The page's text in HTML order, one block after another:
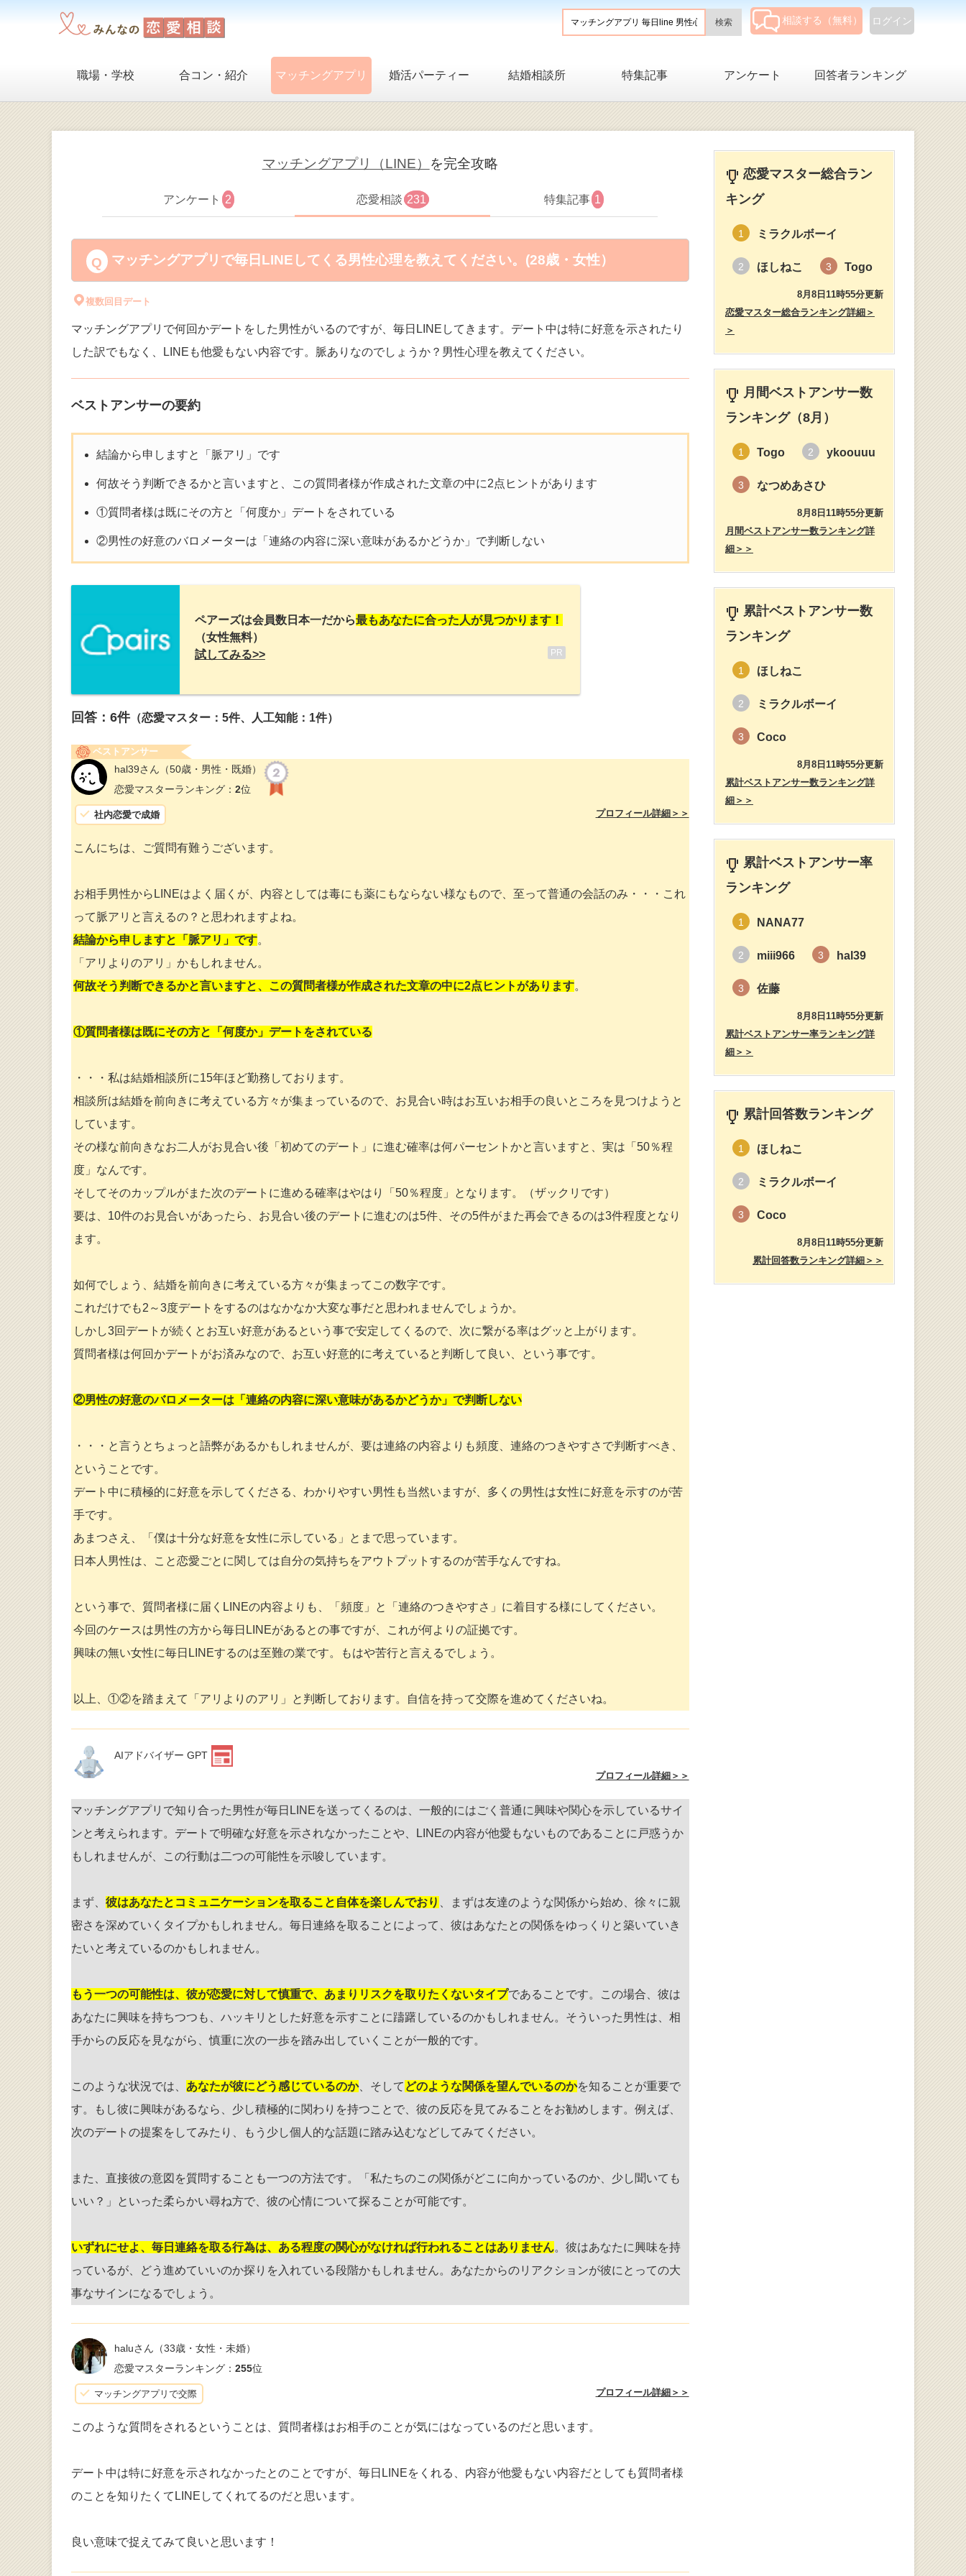
ログイン
相談する（無料）
職場・学校 合コン・紹介 マッチングアプリ 婚活パーティー 結婚相談所 特集記事 アンケート 回答者ランキング
マッチングアプリ（LINE） を完全攻略
アンケート 2 恋愛相談 231 特集記事 1
マッチングアプリで毎日LINEしてくる男性心理を教えてください。(28歳・女性）
複数回目デート
マッチングアプリで何回かデートをした男性がいるのですが、毎日LINEしてきます。デート中は特に好意を示されたり
した訳でもなく、LINEも他愛もない内容です。脈ありなのでしょうか？男性心理を教えてください。
ベストアンサーの要約
結論から申しますと「脈アリ」です
何故そう判断できるかと言いますと、この質問者様が作成された文章の中に2点ヒントがあります
①質問者様は既にその方と「何度か」デートをされている
②男性の好意のバロメーターは「連絡の内容に深い意味があるかどうか」で判断しない
ペアーズは会員数日本一だから最もあなたに合った人が見つかります！
（女性無料）
試してみる>>
PR
回答： 6件（恋愛マスター：5件、人工知能：1件）
ベストアンサー
hal39さん （50歳・男性・既婚）
恋愛マスターランキング： 2位
社内恋愛で成婚 プロフィール詳細＞＞
こんにちは、ご質問有難うございます。
お相手男性からLINEはよく届くが、内容としては毒にも薬にもならない様なもので、至って普通の会話のみ・・・これ
って脈アリと言えるの？と思われますよね。
結論から申しますと「脈アリ」です。
「アリよりのアリ」かもしれません。
何故そう判断できるかと言いますと、この質問者様が作成された文章の中に2点ヒントがあります。
①質問者様は既にその方と「何度か」デートをされている
・・・私は結婚相談所に15年ほど勤務しております。
相談所は結婚を前向きに考えている方々が集まっているので、お見合い時はお互いお相手の良いところを見つけようと
しています。
その様な前向きなお二人がお見合い後「初めてのデート」に進む確率は何パーセントかと言いますと、実は「50％程
度」なんです。
そしてそのカップルがまた次のデートに進める確率はやはり「50％程度」となります。（ザックリです）
要は、10件のお見合いがあったら、お見合い後のデートに進むのは5件、その5件がまた再会できるのは3件程度となり
ます。
如何でしょう、結婚を前向きに考えている方々が集まってこの数字です。
これだけでも2～3度デートをするのはなかなか大変な事だと思われませんでしょうか。
しかし3回デートが続くとお互い好意があるという事で安定してくるので、次に繋がる率はグッと上がります。
質問者様は何回かデートがお済みなので、お互い好意的に考えていると判断して良い、という事です。
②男性の好意のバロメーターは「連絡の内容に深い意味があるかどうか」で判断しない
・・・と言うとちょっと語弊があるかもしれませんが、要は連絡の内容よりも頻度、連絡のつきやすさで判断すべき、
ということです。
デート中に積極的に好意を示してくださる、わかりやすい男性も当然いますが、多くの男性は女性に好意を示すのが苦
手です。
あまつさえ、「僕は十分な好意を女性に示している」とまで思っています。
日本人男性は、こと恋愛ごとに関しては自分の気持ちをアウトプットするのが苦手なんですね。
という事で、質問者様に届くLINEの内容よりも、「頻度」と「連絡のつきやすさ」に着目する様にしてください。
今回のケースは男性の方から毎日LINEがあるとの事ですが、これが何よりの証拠です。
興味の無い女性に毎日LINEするのは至難の業です。もはや苦行と言えるでしょう。
以上、①②を踏まえて「アリよりのアリ」と判断しております。自信を持って交際を進めてくださいね。
AIアドバイザー GPT
プロフィール詳細＞＞
マッチングアプリで知り合った男性が毎日LINEを送ってくるのは、一般的にはごく普通に興味や関心を示しているサイ
ンと考えられます。デートで明確な好意を示されなかったことや、LINEの内容が他愛もないものであることに戸惑うか
もしれませんが、この行動は二つの可能性を示唆しています。
まず、 彼はあなたとコミュニケーションを取ること自体を楽しんでおり
、まずは友達のような関係から始め、徐々に親
密さを深めていくタイプかもしれません。毎日連絡を取ることによって、彼はあなたとの関係をゆっくりと築いていき
たいと考えているのかもしれません。
もう一つの可能性は、彼が恋愛に対して慎重で、あまりリスクを取りたくないタイプであることです。この場合、彼は
あなたに興味を持ちつつも、ハッキリとした好意を示すことに躊躇しているのかもしれません。そういった男性は、相
手からの反応を見ながら、慎重に次の一歩を踏み出していくことが一般的です。
このような状況では、 あなたが彼にどう感じているのか、そして どのような関係を望んでいるのかを知ることが重要で
す。もし彼に興味があるなら、少し積極的に関わりを持つことで、彼の反応を見てみることをお勧めします。例えば、
次のデートの提案をしてみたり、もう少し個人的な話題に踏み込むなどしてみてください。
また、直接彼の意図を質問することも一つの方法です。「私たちのこの関係がどこに向かっているのか、少し聞いても
いい？」といった柔らかい尋ね方で、彼の心情について探ることが可能です。
いずれにせよ、毎日連絡を取る行為は、ある程度の関心がなければ行われることはありません。彼はあなたに興味を持
っているが、どう進めていいのか探りを入れている段階かもしれません。あなたからのリアクションが彼にとっての大
事なサインになるでしょう。
haluさん （33歳・女性・未婚）
恋愛マスターランキング： 255位
マッチングアプリで交際 プロフィール詳細＞＞
このような質問をされるということは、質問者様はお相手のことが気にはなっているのだと思います。
デート中は特に好意を示されなかったとのことですが、毎日LINEをくれる、内容が他愛もない内容だとしても質問者様
のことを知りたくてLINEしてくれてるのだと思います。
良い意味で捉えてみて良いと思います！
恋愛マスター総合ラン
キング
1 ミラクルボーイ
2 ほしねこ 3 Togo
8月8日11時55分更新
恋愛マスター総合ランキング詳細＞
＞
月間ベストアンサー数
ランキング（8月）
1 Togo 2 ykoouuu
3 なつめあさひ
8月8日11時55分更新
月間ベストアンサー数ランキング詳
細＞＞
累計ベストアンサー数
ランキング
1 ほしねこ
2 ミラクルボーイ
3 Coco
8月8日11時55分更新
累計ベストアンサー数ランキング詳
細＞＞
累計ベストアンサー率
ランキング
1 NANA77
2 miii966 3 hal39
3 佐藤
8月8日11時55分更新
累計ベストアンサー率ランキング詳
細＞＞
累計回答数ランキング
1 ほしねこ
2 ミラクルボーイ
3 Coco
8月8日11時55分更新
累計回答数ランキング詳細＞＞